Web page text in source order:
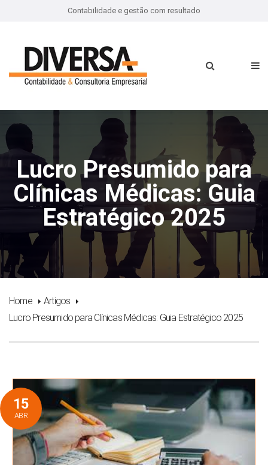
Contabilidade e gestão com resultado
Lucro Presumido para
Clínicas Médicas: Guia
Estratégico 2025
Home
Artigos
Lucro Presumido para Clínicas Médicas: Guia Estratégico 2025
15
ABR